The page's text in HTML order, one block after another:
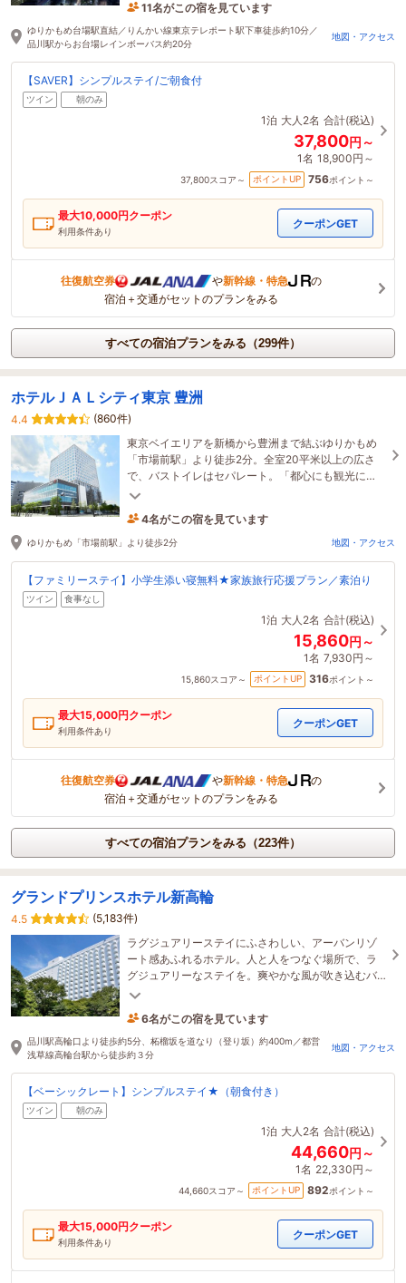
11名がこの宿を見ています
たった今予約されました
ゆりかもめ台場駅直結／りんかい線東京テレポート駅下車徒歩約10分／
品川駅からお台場レインボーバス約20分
地図・アクセス
【SAVER】シンプルステイ/ご朝食付
ツイン 朝のみ
1泊 大人2名 合計(税込)
37,800円～
1名 18,900円～
37,800スコア～ ポイントUP 756ポイント～
最大10,000円クーポン
利用条件あり
クーポンGET
往復航空券 や新幹線・特急
の
宿泊＋交通がセットのプランをみる
すべての宿泊プランをみる（299件）
ホテルＪＡＬシティ東京 豊洲
4.4
(860件)
東京ベイエリアを新橋から豊洲まで結ぶゆりかもめ
「市場前駅」より徒歩2分。全室20平米以上の広さ
で、バストイレはセパレート。「都心にも観光に
も。」おもてなしの翼が広がる、豊洲ステイ
4名がこの宿を見ています
1時間前に予約されました
ゆりかもめ「市場前駅」より徒歩2分 地図・アクセス
【ファミリーステイ】小学生添い寝無料★家族旅行応援プラン／素泊り
ツイン 食事なし
1泊 大人2名 合計(税込)
15,860円～
1名 7,930円～
15,860スコア～ ポイントUP 316ポイント～
最大15,000円クーポン
利用条件あり
クーポンGET
往復航空券 や新幹線・特急
の
宿泊＋交通がセットのプランをみる
すべての宿泊プランをみる（223件）
グランドプリンスホテル新高輪
4.5
(5,183件)
ラグジュアリーステイにふさわしい、アーバンリゾ
ート感あふれるホテル。人と人をつなぐ場所で、ラ
グジュアリーなステイを。爽やかな風が吹き込むバ
ルコニーがすべてのお部屋に。
6名がこの宿を見ています
44分前に予約されました
品川駅高輪口より徒歩約5分、柘榴坂を道なり（登り坂）約400m／都営
浅草線高輪台駅から徒歩約３分
地図・アクセス
【ベーシックレート】シンプルステイ★（朝食付き）
ツイン 朝のみ
1泊 大人2名 合計(税込)
44,660円～
1名 22,330円～
44,660スコア～ ポイントUP 892ポイント～
最大15,000円クーポン
利用条件あり
クーポンGET